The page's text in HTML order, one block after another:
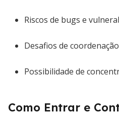
Riscos de bugs e
Desafios de
Possibilidade de
Como Entrar e